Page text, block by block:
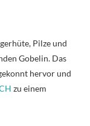
Pilze und
Gobelin. Das
hervor und
zu einem